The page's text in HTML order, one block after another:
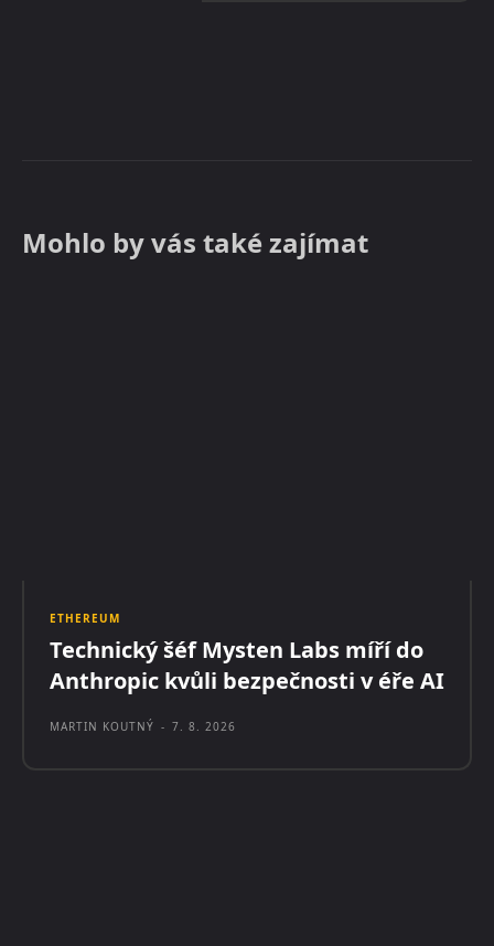
Mohlo by vás také zajímat
ETHEREUM
Technický šéf Mysten Labs míří do
Anthropic kvůli bezpečnosti v éře AI
MARTIN KOUTNÝ - 7. 8. 2026